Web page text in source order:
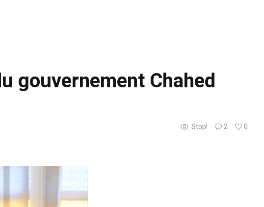
gouvernement Chahed
Stop! 2 0